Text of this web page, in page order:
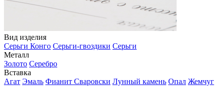
Вид изделия
Серьги Конго Серьги-гвоздики Серьги
Металл
Золото Серебро
Вставка
Агат Эмаль Фианит Сваровски Лунный камень Опал Жемчуг